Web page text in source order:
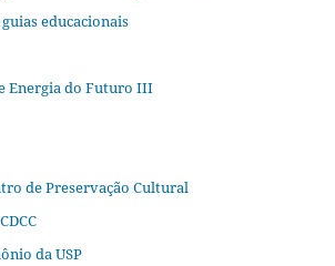
educacionais
Energia do Futuro III
de Preservação Cultural
da USP